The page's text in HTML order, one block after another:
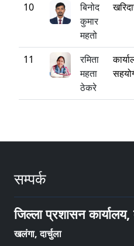
10
बिनोद
कुमार
महतो
11
रमिता
महता
ठेकरे
सम्पर्क
जिल्ला प्रशासन कार्यालय,
खलंगा, दार्चुला